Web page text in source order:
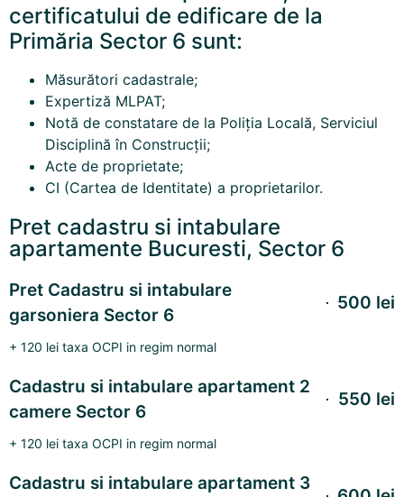
certificatului de edificare de la
Primăria Sector 6 sunt:
Măsurători cadastrale;
Expertiză MLPAT;
Notă de constatare de la Poliția Locală, Serviciul
Disciplină în Construcții;
Acte de proprietate;
CI (Cartea de Identitate) a proprietarilor.
Pret cadastru si intabulare
apartamente Bucuresti, Sector 6
Pret Cadastru si intabulare
garsoniera Sector 6
500 lei
+ 120 lei taxa OCPI in regim normal
Cadastru si intabulare apartament 2
camere Sector 6
550 lei
+ 120 lei taxa OCPI in regim normal
Cadastru si intabulare apartament 3